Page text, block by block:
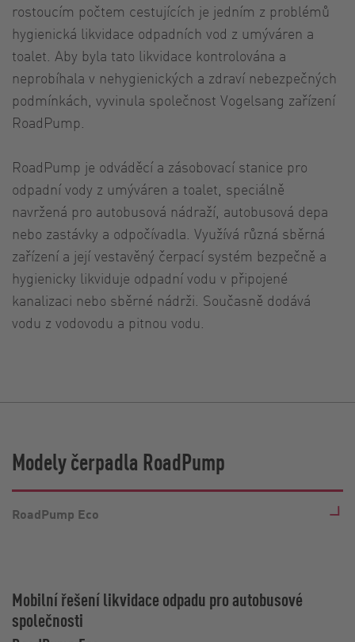
rostoucím počtem cestujících je jedním z problémů
hygienická likvidace odpadních vod z umýváren a
toalet. Aby byla tato likvidace kontrolována a
neprobíhala v nehygienických a zdraví nebezpečných
podmínkách, vyvinula společnost Vogelsang zařízení
RoadPump.
RoadPump je odváděcí a zásobovací stanice pro
odpadní vody z umýváren a toalet, speciálně
navržená pro autobusová nádraží, autobusová depa
nebo zastávky a odpočívadla. Využívá různá sběrná
zařízení a její vestavěný čerpací systém bezpečně a
hygienicky likviduje odpadní vodu v připojené
kanalizaci nebo sběrné nádrži. Současně dodává
vodu z vodovodu a pitnou vodu.
Modely čerpadla RoadPump
RoadPump Eco
Mobilní řešení likvidace odpadu pro autobusové
společnosti